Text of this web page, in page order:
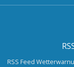
RSS Feed